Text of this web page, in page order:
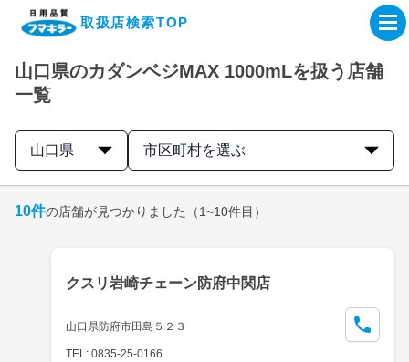
取扱店検索TOP
企業・IR情報サイト
製品情報サイト
取扱店検索はこちら
山口県のカダンベジMAX 1000mLを扱う店舗
一覧
山口県 市区町村を選ぶ
10件の店舗が見つかりました （1~10件目）
クスリ岩崎チェーン防府中関店
山口県防府市田島５２３
TEL: 0835-25-0166